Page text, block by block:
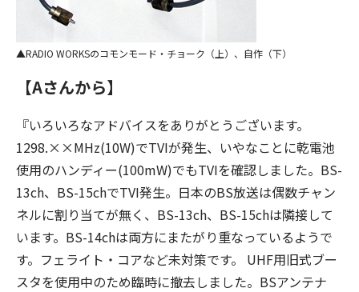
RADIO WORKSのコモンモード・チョーク（上）、自作（下）
【Aさんから】
『いろいろなアドバイスをありがとうございます。
1298.××MHz(10W)でTVIが発生、いやなことに乾電池
使用のハンディー(100mW)でもTVIを確認しました。BS-
13ch、BS-15chでTVI発生。日本のBS放送は偶数チャン
ネルに割り当てが無く、BS-13ch、BS-15chは隣接して
います。BS-14chは両方にまたがり重なっているようで
す。フェライト・コアなど未対策です。 UHF用旧式ブー
スタを使用中のため臨時に撤去しました。BSアンテナ